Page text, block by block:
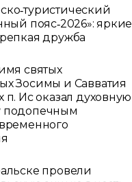
пояс‑2026»: яркие
дружба
святых
Зосимы и Савватия
п. Ис оказал духовную
подопечным
провели